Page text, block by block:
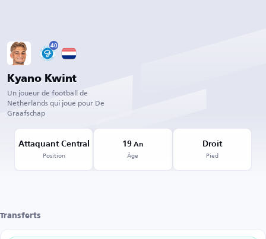
40
Kyano Kwint
Un joueur de football de
Netherlands qui joue pour De
Graafschap
Attaquant Central
Position
19 An
Âge
Droit
Pied
Transferts